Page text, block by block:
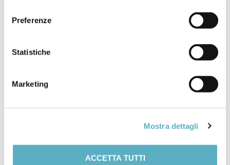
Preferenze
Statistiche
Marketing
Mostra dettagli
ACCETTA TUTTI